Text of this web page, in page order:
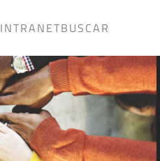
INTRANETBUSCAR